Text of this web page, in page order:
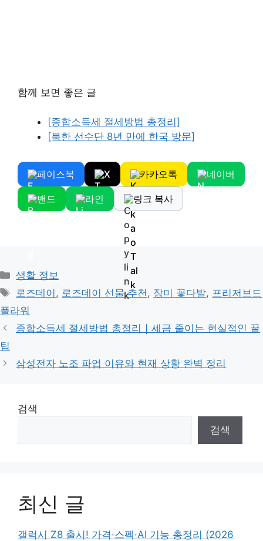
함께 보면 좋은 글
[종합소득세 절세방법 총정리]
[북한 선수단 8년 만에 한국 방문]
페이스북 X 카카오톡 네이버
밴드 라인 링크 복사
Categories
생활 정보
Tags
로즈데이 , 로즈데이 선물 추천, 장미 꽃다발, 프리저브드
플라워
종합소득세 절세방법 총정리｜세금 줄이는 현실적인 꿀
팁
삼성전자 노조 파업 이유와 현재 상황 완벽 정리
검색
검색
최신 글
갤럭시 Z8 출시! 가격·스펙·AI 기능 총정리 (2026